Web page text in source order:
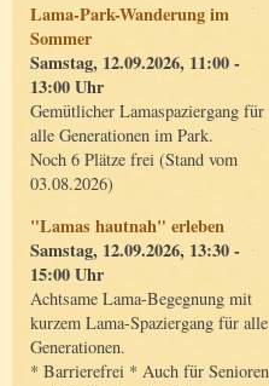
Lama-Park-Wanderung im
Sommer
Samstag, 12.09.2026, 11:00 -
13:00 Uhr
Gemütlicher Lamaspaziergang für
alle Generationen im Park.
Noch 6 Plätze frei (Stand vom
03.08.2026)
"Lamas hautnah" erleben
Samstag, 12.09.2026, 13:30 -
15:00 Uhr
Achtsame Lama-Begegnung mit
kurzem Lama-Spaziergang für alle
Generationen.
* Barrierefrei * Auch für Senioren